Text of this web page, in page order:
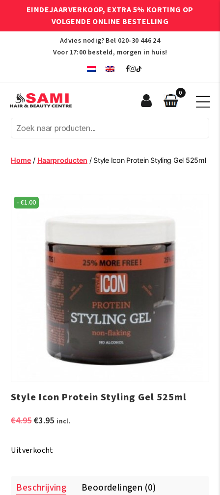
EINDEJAARVERKOOP, EXTRA 5% KORTING OP
VOLGENDE ONLINE BESTELLING
Advies nodig? Bel 020-30 446 24
Voor 17:00 besteld, morgen in huis!
Afro
Hair
Beauty
Centre
0
Home / Haarproducten / Style Icon Protein Styling Gel 525ml
-€1.00
Style Icon Protein Styling Gel 525ml
€4.95Oorspronkelijke
€4.95.
€3.95Huidige
incl.
Uitverkocht
Beschrijving Beoordelingen (0)